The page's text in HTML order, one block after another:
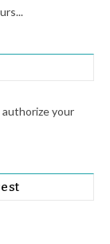
your